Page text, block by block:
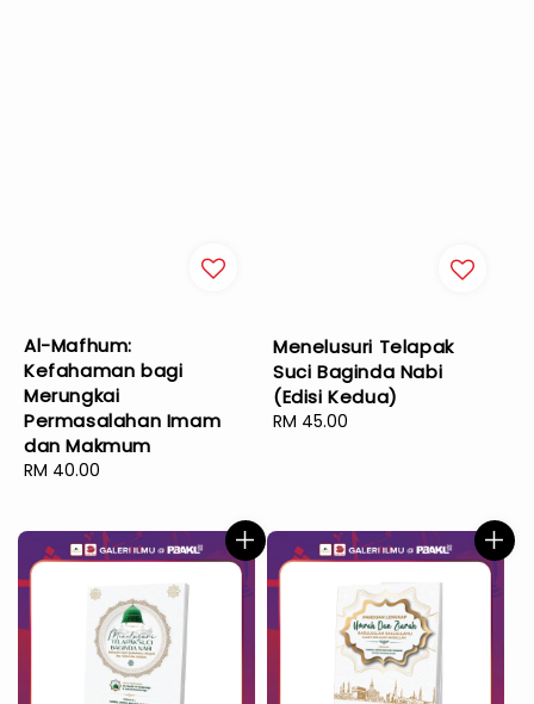
Al-Mafhum:
Kefahaman bagi
Merungkai
Permasalahan Imam
dan Makmum
Regular
RM 40.00
Menelusuri Telapak
Suci Baginda Nabi
(Edisi Kedua)
Regular
RM 45.00